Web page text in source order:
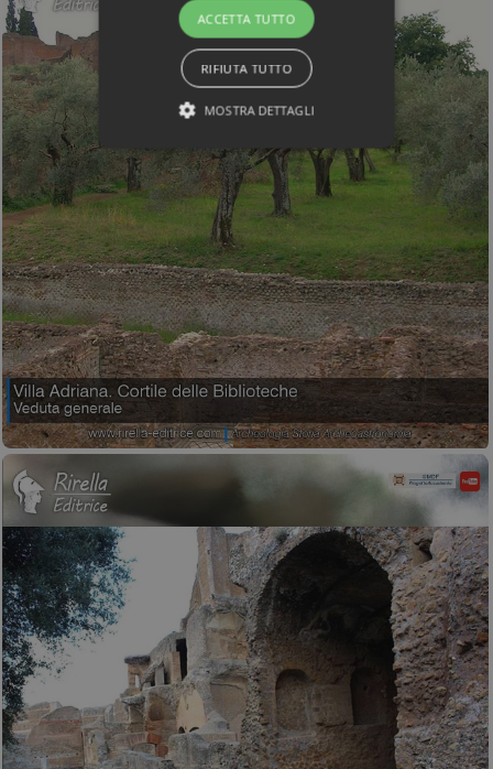
ACCETTA TUTTO
RIFIUTA TUTTO
MOSTRA DETTAGLI